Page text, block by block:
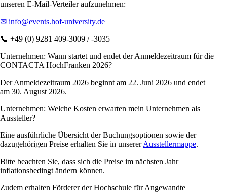
unseren E-Mail-Verteiler aufzunehmen:
✉ info@events.hof-university.de
📞 +49 (0) 9281 409-3009 / -3035
Unternehmen: Wann startet und endet der Anmeldezeitraum für die
CONTACTA HochFranken 2026?
Der Anmeldezeitraum 2026 beginnt am 22. Juni 2026 und endet
am 30. August 2026.
Unternehmen: Welche Kosten erwarten mein Unternehmen als
Aussteller?
Eine ausführliche Übersicht der Buchungsoptionen sowie der
dazugehörigen Preise erhalten Sie in unsererAusstellermappe.
Bitte beachten Sie, dass sich die Preise im nächsten Jahr
inflationsbedingt ändern können.
Zudem erhalten Förderer der Hochschule für Angewandte